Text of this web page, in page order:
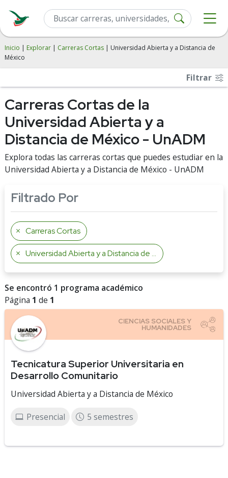
Inicio | Explorar | Carreras Cortas | Universidad Abierta y a Distancia de
México
Filtrar
Carreras Cortas de la
Universidad Abierta y a
Distancia de México - UnADM
Explora todas las carreras cortas que puedes estudiar en la
Universidad Abierta y a Distancia de México - UnADM
Filtrado Por
Carreras Cortas
Universidad Abierta y a Distancia de México
Se encontró 1 programa académico
Página 1 de 1
Tecnicatura Superior Universitaria en
Desarrollo Comunitario
Universidad Abierta y a Distancia de México
Presencial 5 semestres